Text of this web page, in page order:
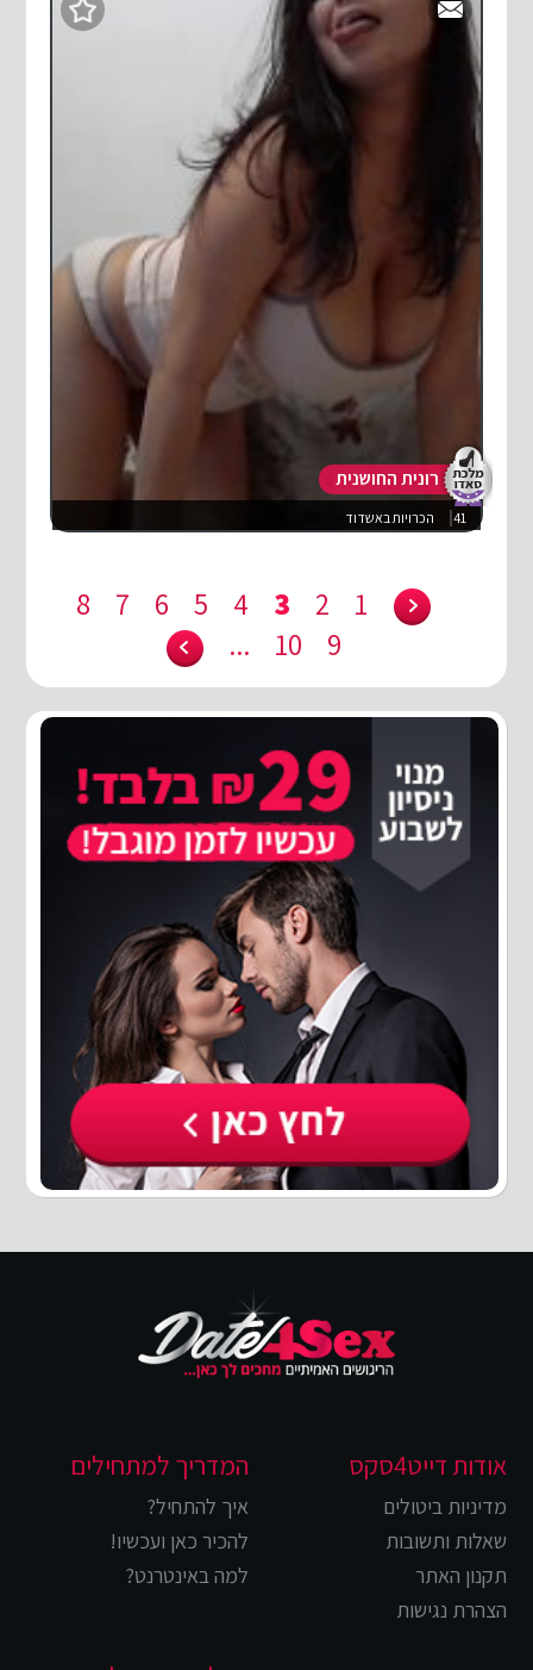
רונית החושנית
41 הכרויות באשדוד
1
2
3
4
5
6
7
8
9
10
...
אודות דייט4סקס
מדיניות ביטולים
שאלות ותשובות
תקנון האתר
הצהרת נגישות
המדריך למתחילים
איך להתחיל?
להכיר כאן ועכשיו!
למה באינטרנט?